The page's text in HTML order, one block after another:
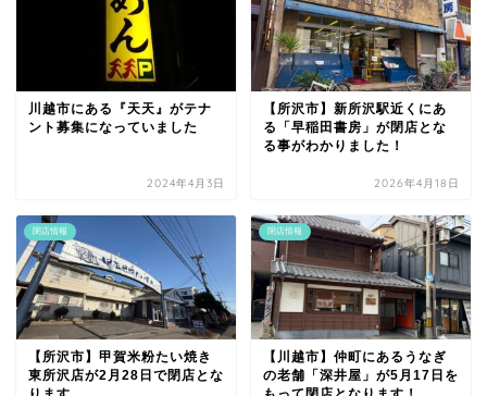
川越市にある『天天』がテナ
ント募集になっていました
2024年4月3日
【所沢市】新所沢駅近くにあ
る「早稲田書房」が閉店とな
る事がわかりました！
2026年4月18日
閉店情報
【所沢市】甲賀米粉たい焼き
東所沢店が2月28日で閉店とな
閉店情報
【川越市】仲町にあるうなぎ
の老舗「深井屋」が5月17日を